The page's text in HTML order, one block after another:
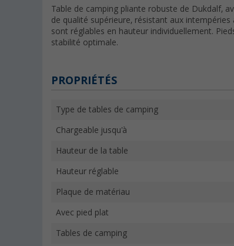
Table de camping pliante robuste de Dukdalf,
de qualité supérieure, résistant aux
sont réglables en hauteur individuellement.
stabilité optimale.
PROPRIÉTÉS
Type de tables de camping
Chargeable jusqu'à
Hauteur de la table
Hauteur réglable
Plaque de matériau
Avec pied plat
Tables de camping